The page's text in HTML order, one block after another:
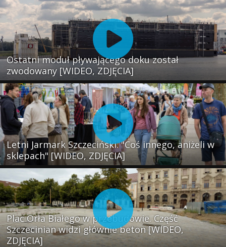
Ostatni moduł pływającego doku został
zwodowany [WIDEO, ZDJĘCIA]
Letni Jarmark Szczeciński. "Coś innego, aniżeli w
sklepach" [WIDEO, ZDJĘCIA]
Plac Orła Białego w przebudowie. Część
Szczecinian widzi głównie beton [WIDEO,
ZDJĘCIA]